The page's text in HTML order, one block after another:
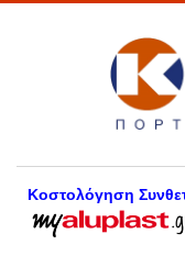
Κοστολόγηση